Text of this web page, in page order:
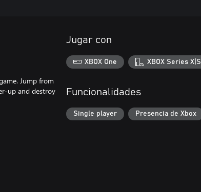
Jump from
up and destroy
Jugar con
XBOX One XBOX Series X|S
Funcionalidades
Single player Presencia de Xbox